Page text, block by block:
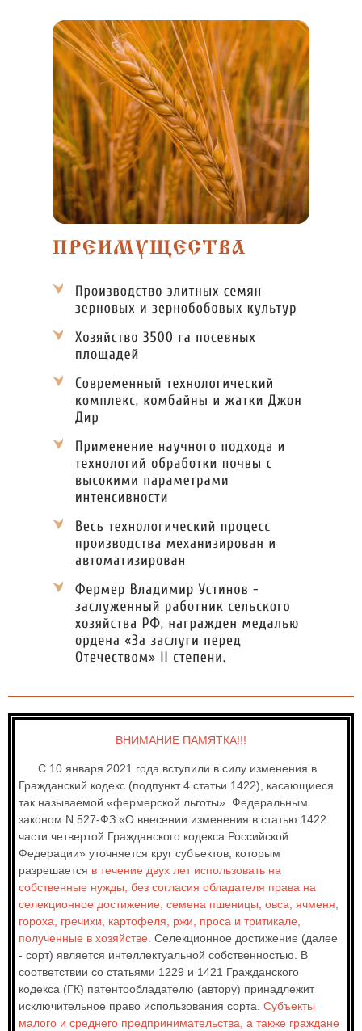
ВНИМАНИЕ ПАМЯТКА!!!
С 10 января 2021 года вступили в силу изменения в
Гражданский кодекс (подпункт 4 статьи 1422), касающиеся
так называемой «фермерской льготы». Федеральным
законом N 527-ФЗ «О внесении изменения в статью 1422
части четвертой Гражданского кодекса Российской
Федерации» уточняется круг субъектов, которым
разрешается в течение двух лет использовать на
собственные нужды, без согласия обладателя права на
селекционное достижение, семена пшеницы, овса, ячменя,
гороха, гречихи, картофеля, ржи, проса и тритикале,
полученные в хозяйстве. Селекционное достижение (далее
- сорт) является интеллектуальной собственностью. В
соответствии со статьями 1229 и 1421 Гражданского
кодекса (ГК) патентообладателю (автору) принадлежит
исключительное право использования сорта.Субъекты
малого и среднего предпринимательства, а также граждане